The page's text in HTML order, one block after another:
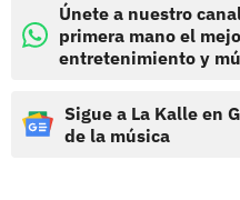
Únete a nuestro
primera mano el
entretenimiento y
Sigue a La Kalle en
de la música